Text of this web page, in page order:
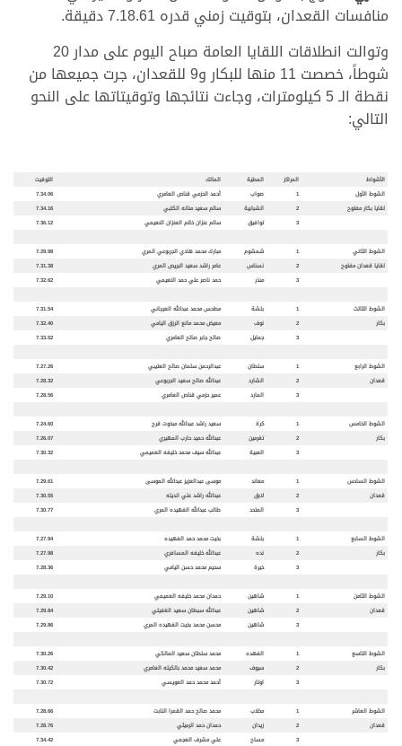
منافسات القعدان، بتوقيت زمني قدره 7.18.61 دقيقة.
وتوالت انطلاقات اللقايا العامة صباح اليوم على مدار 20
شوطاً، خصصت 11 منها للبكار و9 للقعدان، جرت جميعها من
نقطة الـ 5 كيلومترات، وجاءت نتائجها وتوقيتاتها على النحو
التالي:
الأشواط المراكز المطية المالك
التوقيت
الشوط الأول
1 صواب أحمد الحزمي قناص العامري
7.34.06
لقايا بكار مفتوح
2 الشبابية سالم سعيد منانه الكتبي
7.34.16
3
توافيق سالم عنزان خاتم العنزان النعيمي 7.36.12
الشوط الثاني 1 شمشوم مبارك محمد هادي الجربوعي المري
7.29.98
لقايا قعدان مفتوح
2 نسناس عامر راشد سعيد البريص المري
7.31.38
3
منذر حمد ناصر علي حمد النعيمي 7.32.62
الشوط الثالث 1 بلشة مطحس محمد عبدالله العرجاني
7.31.54
بكار
2 نوف معيض محمد مانع الرزق اليامي
7.32.40
3
جمايل صالح جابر صالح العامري 7.33.52
الشوط الرابع 1 سلطان عبدالرحمن سلمان صالح العتيبي
7.27.26
قعدان
2 الشارد عبدالله صالح سعيد الجربوعي
7.28.32
3
المارد عمير حزمي قناص العامري 7.28.56
الشوط الخامس 1 كرة سعيد راشد عبدالله مبخوت قرح
7.24.60
بكار
2 تغرمين عبدالله حميد حارب المهيري
7.26.07
3
العبية عبدالله سيف محمد خليفه العميمي 7.30.32
الشوط السادس 1 معاند موسى عبدالعزيز عبدالله الموسى
7.29.61
قعدان
2 لابق عبدالله راشد علي انديله
7.30.55
3
المتحد طالب عبدالله الفهيده المري 7.30.77
الشوط السابع 1 بلشة بخيت محمد حمد الفهيده
7.27.94
بكار
2 نده عبدالله خليفه المسافري
7.27.98
3
خيرة سحيم محمد حسن اليامي 7.28.36
الشوط الثامن 1 شاهين حمدان محمد خليفه العميمي
7.29.10
قعدان
2 شاهين عبدالله سبطان سعيد الغفيلي
7.29.84
3
شاهين محسن محمد بخيت الفهيده المري 7.29.86
الشوط التاسع 1 الفهده محمد سلطان سعيد المالكي
7.30.26
بكار
2 سيوف محمد سعيد محمد بالكيله العامري
7.30.42
3
اوتار أحمد محمد حمد العويسي 7.30.72
الشوط العاشر 1 مخلاب محمد صالح حمد القمرا النابت
7.28.66
قعدان
2 زيدان حمدان حمد الرميثي
7.28.76
3
مساح علي مشرف العجمي 7.34.42